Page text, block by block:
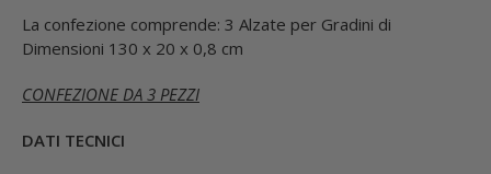
La confezione comprende: 3 Alzate per Gradini di
Dimensioni 130 x 20 x 0,8 cm
CONFEZIONE DA 3 PEZZI
DATI TECNICI